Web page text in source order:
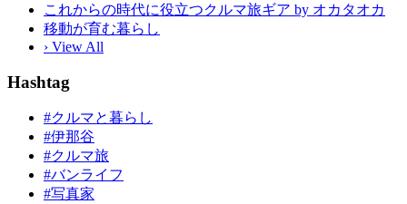
これからの時代に役立つクルマ旅ギア by オカタオカ
移動が育む暮らし
› View All
Hashtag
#クルマと暮らし
#伊那谷
#クルマ旅
#バンライフ
#写真家